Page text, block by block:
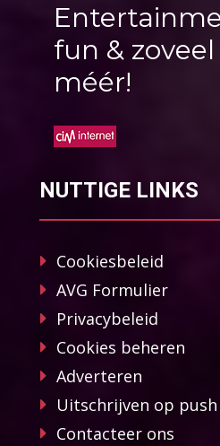
fun & zoveel
méér!
NUTTIGE LINKS
Cookiesbeleid
AVG Formulier
Privacybeleid
Cookies beheren
Adverteren
Uitschrijven op
Contacteer ons